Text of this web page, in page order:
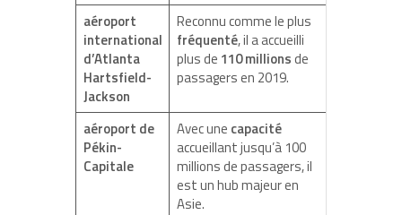
aéroport
international
d’Atlanta
Hartsfield-
Jackson
Reconnu comme le plus
fréquenté, il a accueilli
plus de 110 millionsde
passagers en 2019.
aéroport de
Pékin-
Capitale
Avec une capacité
accueillant jusqu’à 100
millions de passagers, il
est un hub majeur en
Asie.